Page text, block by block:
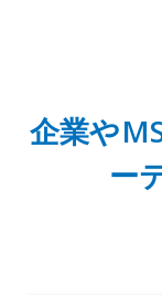
企業や
ー